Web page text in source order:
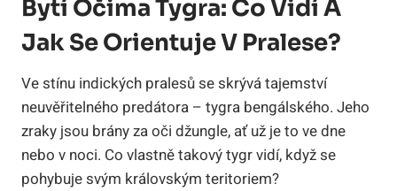
Bytí Očima Tygra: Co Vidí A
Jak Se Orientuje V Pralese?
Ve stínu indických pralesů se skrývá tajemství
neuvěřitelného predátora – tygra bengálského. Jeho
zraky jsou brány za oči džungle, ať už je to ve dne
nebo v noci. Co vlastně takový tygr vidí, když se
pohybuje svým královským teritoriem?